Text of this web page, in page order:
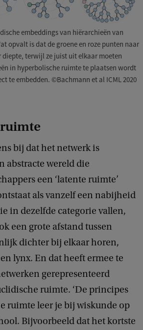
embeddings van hiërarchieën van
opvalt is dat de groene en roze punten naar
diepte, terwijl ze juist uit elkaar moeten
in hyperbolische ruimte te plaatsen wordt
te embedden. ©Bachmann et al ICML 2020
bij dat het netwerk is
abstracte wereld die
een ‘latente ruimte’
als vanzelf een nabijheid
in dezelfde categorie vallen,
een grote afstand tussen
dichter bij elkaar horen,
lynx. En dat heeft ermee te
gerepresenteerd
ruimte. ‘De principes
ruimte leer je bij wiskunde op
Bijvoorbeeld dat het kortste